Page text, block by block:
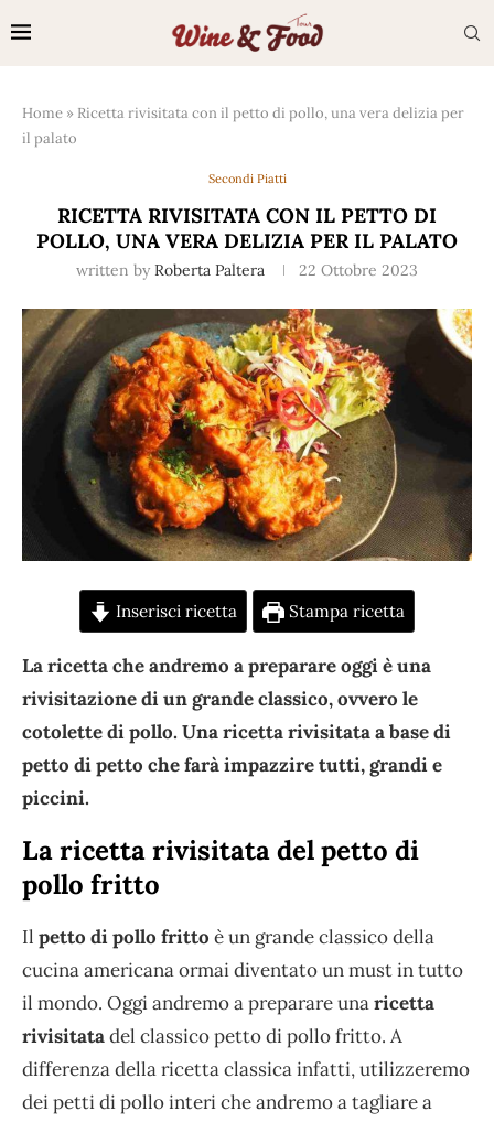
Home » Ricetta rivisitata con il petto di pollo, una vera delizia per
il palato
Secondi Piatti
RICETTA RIVISITATA CON IL PETTO DI
POLLO, UNA VERA DELIZIA PER IL PALATO
written by Roberta Paltera 22 Ottobre 2023
Inserisci ricetta Stampa ricetta
La ricetta che andremo a preparare oggi è una
rivisitazione di un grande classico, ovvero le
cotolette di pollo. Una ricetta rivisitata a base di
petto di petto che farà impazzire tutti, grandi e
piccini.
La ricetta rivisitata del petto di
pollo fritto
Il petto di pollo fritto è un grande classico della
cucina americana ormai diventato un must in tutto
il mondo. Oggi andremo a preparare unaricetta
rivisitatadel classico petto di pollo fritto. A
differenza della ricetta classica infatti, utilizzeremo
dei petti di pollo interi che andremo a tagliare a